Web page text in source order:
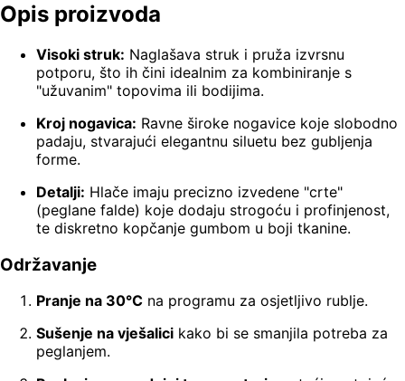
Opis proizvoda
Visoki struk: Naglašava struk i pruža izvrsnu
potporu, što ih čini idealnim za kombiniranje s
"užuvanim" topovima ili bodijima.
Kroj nogavica: Ravne široke nogavice koje slobodno
padaju, stvarajući elegantnu siluetu bez gubljenja
forme.
Detalji: Hlače imaju precizno izvedene "crte"
(peglane falde) koje dodaju strogoću i profinjenost,
te diskretno kopčanje gumbom u boji tkanine.
Održavanje
Pranje na 30°C na programu za osjetljivo rublje.
Sušenje na vješalici kako bi se smanjila potreba za
peglanjem.